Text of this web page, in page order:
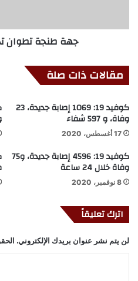
جهة طنجة تطوان تخصص
مقالات ذات صلة
كوفيد 19: 1069 إصابة جديدة، 23
وفاة، و 597 شفاء
17 أغسطس، 2020
و11
كوفيد 19: 4596 إصابة جديدة، و75
وفاة خلال 24 ساعة
8 نوفمبر، 2020
اترك تعليقاً
لن يتم نشر عنوان بريدك الإلكتروني.